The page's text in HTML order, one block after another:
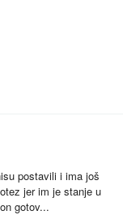
postavili i ima još
jer im je stanje u
gotov...